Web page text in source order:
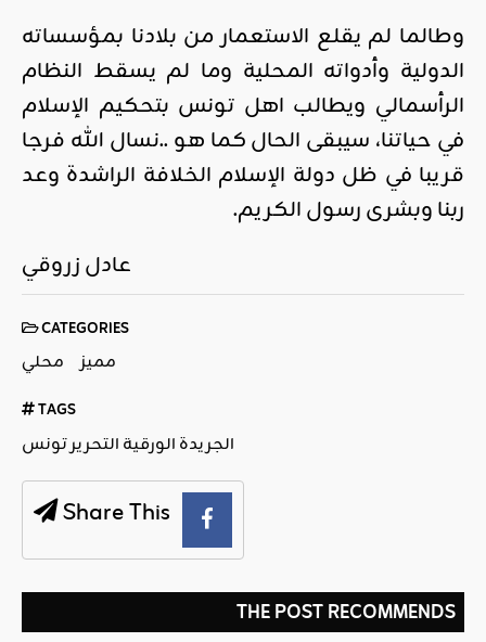
وطالما لم يقلع الاستعمار من بلادنا بمؤسساته
الدولية وأدواته المحلية وما لم يسقط النظام
الرأسمالي ويطالب اهل تونس بتحكيم الإسلام
في حياتنا، سيبقى الحال كما هو ..نسال الله فرجا
قريبا في ظل دولة الإسلام الخلافة الراشدة وعد
ربنا وبشرى رسول الكريم.
عادل زروقي
CATEGORIES
محلي مميز
TAGS
الجريدة الورقية التحرير تونس
Share This
THE POST RECOMMENDS